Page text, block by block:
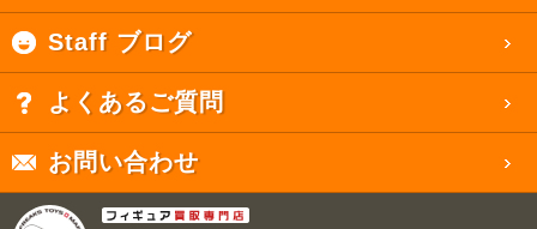
Staff ブログ
よくあるご質問
お問い合わせ